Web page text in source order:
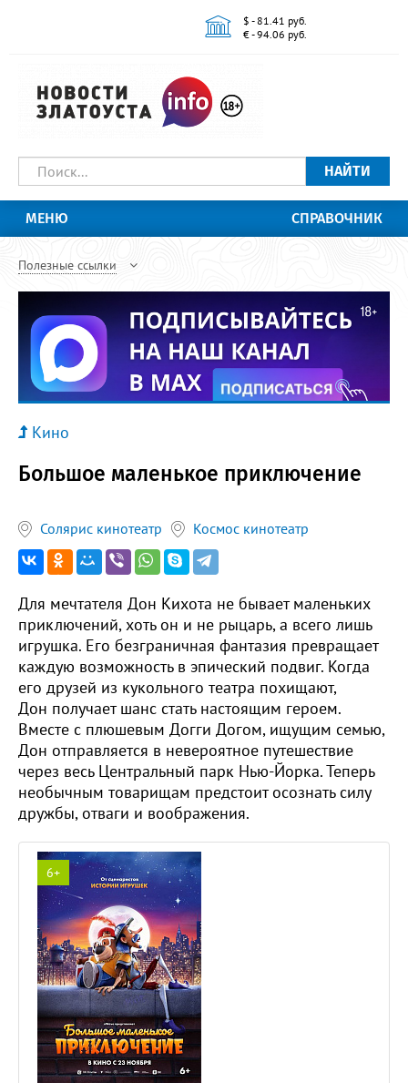
$ - 81.41 руб.
€ - 94.06 руб.
НАЙТИ
МЕНЮ СПРАВОЧНИК
Полезные ссылки
Кино
Большое маленькое приключение
Солярис кинотеатр Космос кинотеатр
Для мечтателя Дон Кихота не бывает маленьких
приключений, хоть он и не рыцарь, а всего лишь
игрушка. Его безграничная фантазия превращает
каждую возможность в эпический подвиг. Когда
его друзей из кукольного театра похищают,
Дон получает шанс стать настоящим героем.
Вместе с плюшевым Догги Догом, ищущим семью,
Дон отправляется в невероятное путешествие
через весь Центральный парк Нью-Йорка. Теперь
необычным товарищам предстоит осознать силу
дружбы, отваги и воображения.
6+